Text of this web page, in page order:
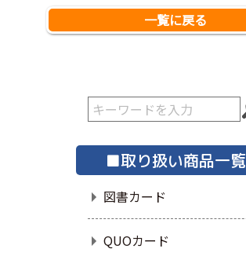
一覧に戻る
■取り扱い商品一覧
図書カード
QUOカード